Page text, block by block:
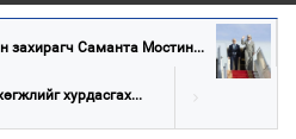
захирагч Саманта Мостин...
хурдасгах...